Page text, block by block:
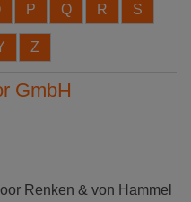
P Q R S
Z
GmbH
Renken & von Hammel